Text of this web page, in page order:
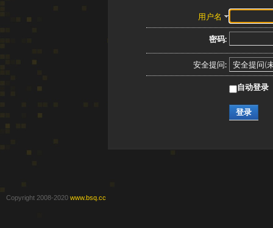
用户名
密码:
安全提问:
自动登录
登录
Copyright 2008-2020 www.bsq.cc